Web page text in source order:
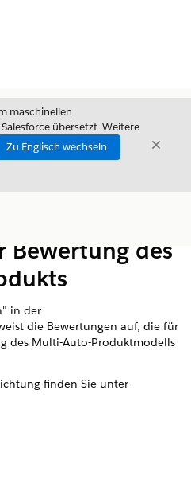
maschinellen
übersetzt. Weitere
Zu Englisch wechseln
Bewertung des
in der
die Bewertungen auf, die für
des Multi-Auto-Produktmodells
finden Sie unter
MITHILFE DIESES ARTIKELS